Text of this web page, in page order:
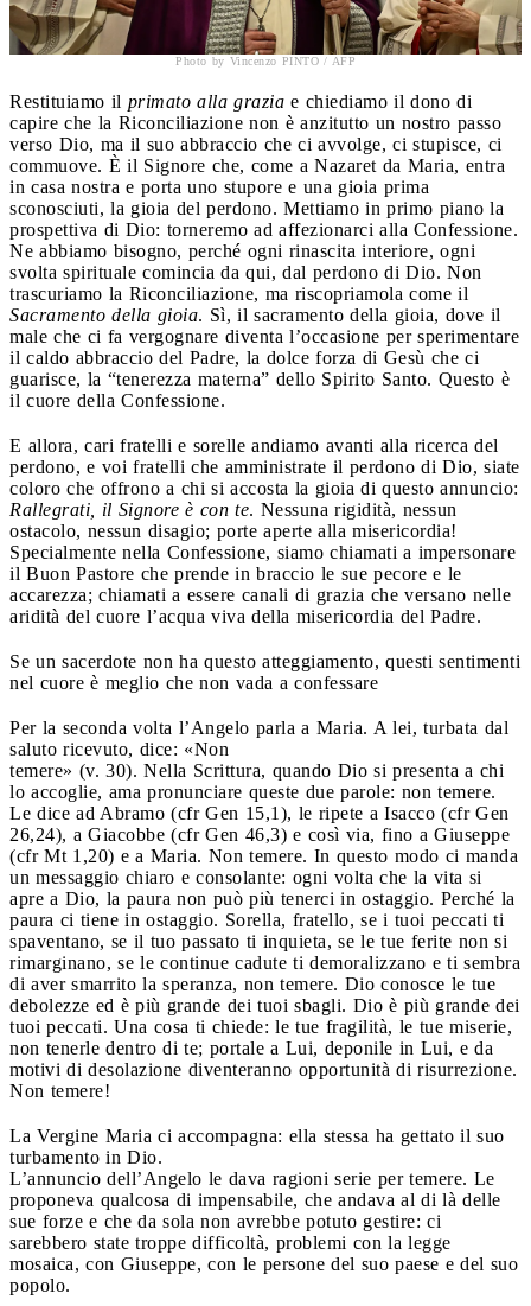
Photo by Vincenzo PINTO / AFP
Restituiamo il primato alla grazia e chiediamo il dono di
capire che la Riconciliazione non è anzitutto un nostro passo
verso Dio, ma il suo abbraccio che ci avvolge, ci stupisce, ci
commuove. È il Signore che, come a Nazaret da Maria, entra
in casa nostra e porta uno stupore e una gioia prima
sconosciuti, la gioia del perdono. Mettiamo in primo piano la
prospettiva di Dio: torneremo ad affezionarci alla Confessione.
Ne abbiamo bisogno, perché ogni rinascita interiore, ogni
svolta spirituale comincia da qui, dal perdono di Dio. Non
trascuriamo la Riconciliazione, ma riscopriamola come il
Sacramento della gioia. Sì, il sacramento della gioia, dove il
male che ci fa vergognare diventa l’occasione per sperimentare
il caldo abbraccio del Padre, la dolce forza di Gesù che ci
guarisce, la “tenerezza materna” dello Spirito Santo. Questo è
il cuore della Confessione.
E allora, cari fratelli e sorelle andiamo avanti alla ricerca del
perdono, e voi fratelli che amministrate il perdono di Dio, siate
coloro che offrono a chi si accosta la gioia di questo annuncio:
Rallegrati, il Signore è con te. Nessuna rigidità, nessun
ostacolo, nessun disagio; porte aperte alla misericordia!
Specialmente nella Confessione, siamo chiamati a impersonare
il Buon Pastore che prende in braccio le sue pecore e le
accarezza; chiamati a essere canali di grazia che versano nelle
aridità del cuore l’acqua viva della misericordia del Padre.
Se un sacerdote non ha questo atteggiamento, questi sentimenti
nel cuore è meglio che non vada a confessare
Per la seconda volta l’Angelo parla a Maria. A lei, turbata dal
saluto ricevuto, dice: «Non
temere» (v. 30). Nella Scrittura, quando Dio si presenta a chi
lo accoglie, ama pronunciare queste due parole: non temere.
Le dice ad Abramo (cfr Gen 15,1), le ripete a Isacco (cfr Gen
26,24), a Giacobbe (cfr Gen 46,3) e così via, fino a Giuseppe
(cfr Mt 1,20) e a Maria. Non temere. In questo modo ci manda
un messaggio chiaro e consolante: ogni volta che la vita si
apre a Dio, la paura non può più tenerci in ostaggio. Perché la
paura ci tiene in ostaggio. Sorella, fratello, se i tuoi peccati ti
spaventano, se il tuo passato ti inquieta, se le tue ferite non si
rimarginano, se le continue cadute ti demoralizzano e ti sembra
di aver smarrito la speranza, non temere. Dio conosce le tue
debolezze ed è più grande dei tuoi sbagli. Dio è più grande dei
tuoi peccati. Una cosa ti chiede: le tue fragilità, le tue miserie,
non tenerle dentro di te; portale a Lui, deponile in Lui, e da
motivi di desolazione diventeranno opportunità di risurrezione.
Non temere!
La Vergine Maria ci accompagna: ella stessa ha gettato il suo
turbamento in Dio.
L’annuncio dell’Angelo le dava ragioni serie per temere. Le
proponeva qualcosa di impensabile, che andava al di là delle
sue forze e che da sola non avrebbe potuto gestire: ci
sarebbero state troppe difficoltà, problemi con la legge
mosaica, con Giuseppe, con le persone del suo paese e del suo
popolo.